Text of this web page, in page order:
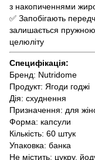
з накопиченнями
✅ Запобігають
залишається
целюліту
Специфікація:
Бренд: Nutridome
Продукт: Ягоди годжі
Дія: схуднення
Призначення: для
Форма: капсули
Кількість: 60 штук
Упаковка: банка
Не містить: цукру,